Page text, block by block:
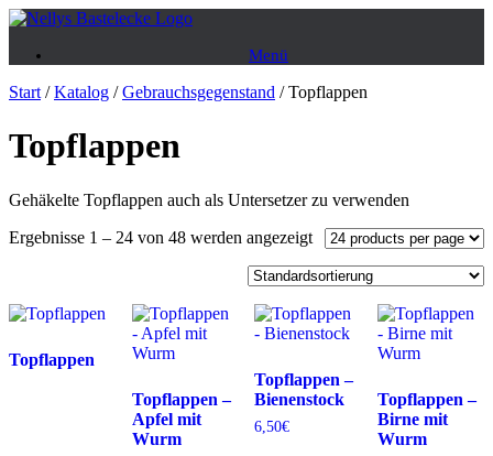
Zum
springen
Menü
Start /Katalog /Gebrauchsgegenstand / Topflappen
Topflappen
Gehäkelte Topflappen auch als Untersetzer zu verwenden
Ergebnisse 1 – 24 von 48 werden angezeigt
Topflappen
Topflappen –
Apfel mit
Wurm
Topflappen –
Bienenstock
6,50€
Topflappen –
Birne mit
Wurm